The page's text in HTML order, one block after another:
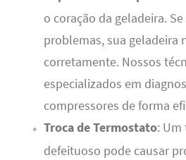
o coração da geladeira.
problemas, sua geladeira
corretamente. Nossos
especializados em
compressores de forma
Troca de Termostato: Um
defeituoso pode causar